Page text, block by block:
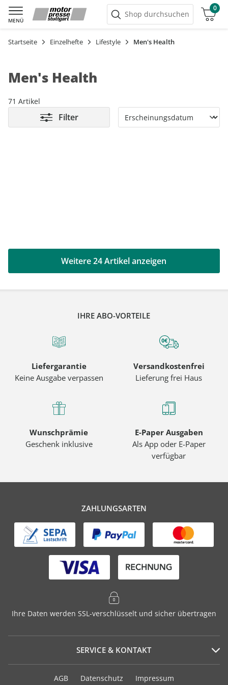
MENÜ
Shop durchsuchen
0
Warenkorb
Startseite Einzelhefte Lifestyle Men's Health
Men's Health
71 Artikel
Filter
Weitere 24 Artikel anzeigen
IHRE ABO-VORTEILE
Liefergarantie
Keine Ausgabe verpassen
Versandkostenfrei
Lieferung frei Haus
Wunschprämie
Geschenk inklusive
E-Paper Ausgaben
Als App oder E-Paper
verfügbar
ZAHLUNGSARTEN
Ihre Daten werden SSL-verschlüsselt und sicher übertragen
SERVICE & KONTAKT
Serviceportal
AGB Datenschutz Impressum